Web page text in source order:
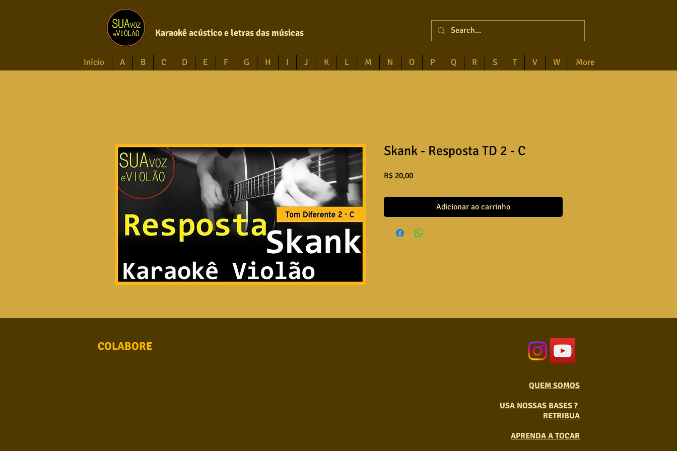
Karaokê acústico e letras das músicas
Início A B C D E F G H I J K L M N O P Q R S T V W More
Skank - Resposta TD 2 - C
R$ 20,00Preço
Adicionar ao carrinho
COLABORE
QUEM SOMOS
USA NOSSAS BASES ?
RETRIBUA
APRENDA A TOCAR